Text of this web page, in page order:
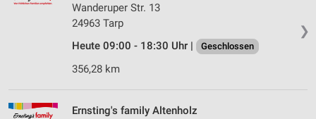
❯
Wanderuper Str. 13
24963 Tarp
Heute 09:00 - 18:30 Uhr |
Geschlossen
356,28 km
Ernsting's family Altenholz